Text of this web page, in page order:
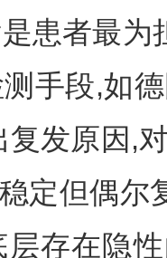
者最为
手段,如
复发原因,
定但偶尔
存在隐